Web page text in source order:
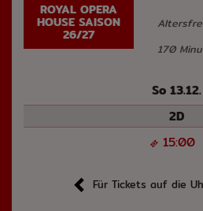
ROYAL OPERA
HOUSE SAISON
26/27
170
So 13.12.
2D
15:00
Für Tickets auf die